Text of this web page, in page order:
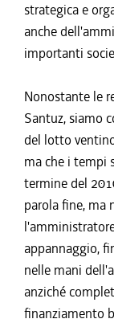
strategica e
anche
importanti
Nonostante le
Santuz, siamo
del lotto
ma che i tempi
termine del
parola fine, ma
appannaggio,
nelle mani
anziché
finanziamento